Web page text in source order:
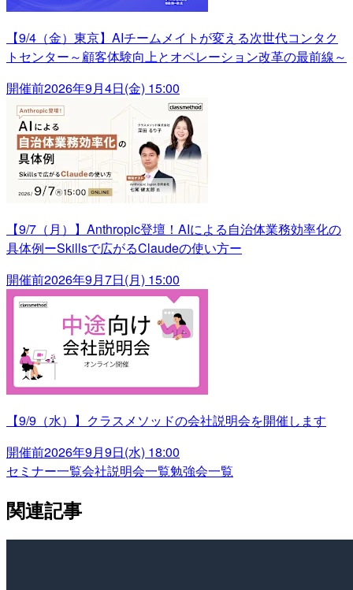
【9/4（金）東京】AIチームメイトが変える次世代コンタク
トセンター～顧客体験向上とオペレーション改革の最前線～
開催前2026年9月4日(金) 15:00
【9/7（月）】Anthropic登壇！AIによる自治体業務効率化の
具体例ーSkillsで広がるClaudeの使い方ー
開催前2026年9月7日(月) 15:00
【9/9（水）】クラスメソッドの会社説明会を開催します
開催前2026年9月9日(水) 18:00
セミナー一覧会社説明会一覧勉強会一覧
関連記事